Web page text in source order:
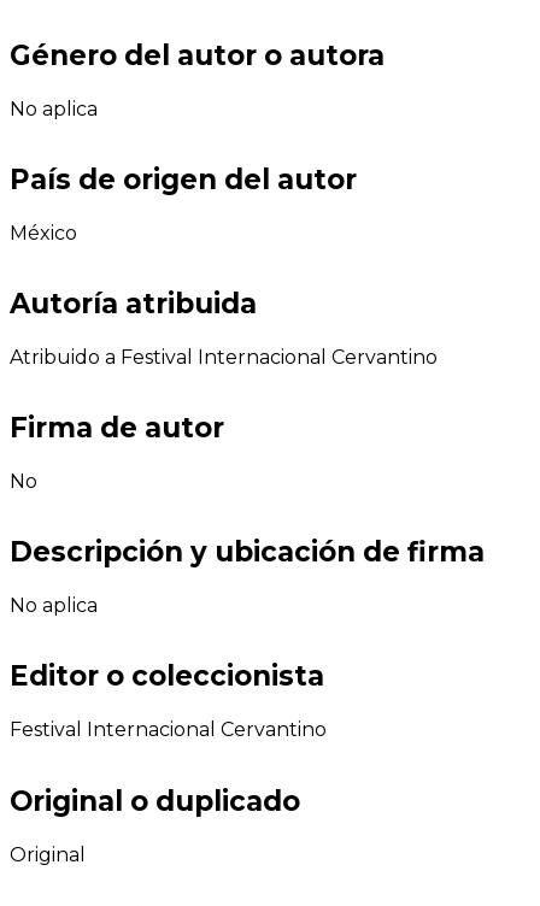
Género del autor o autora
No aplica
País de origen del autor
México
Autoría atribuida
Atribuido a Festival Internacional Cervantino
Firma de autor
No
Descripción y ubicación de firma
No aplica
Editor o coleccionista
Festival Internacional Cervantino
Original o duplicado
Original